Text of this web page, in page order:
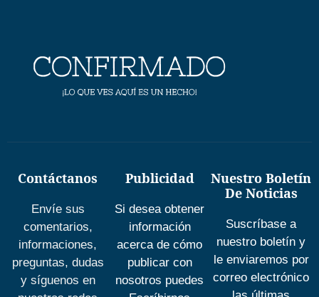
Contáctanos
Envíe sus
comentarios,
informaciones,
preguntas, dudas
y síguenos en
Publicidad
Si desea obtener
información
acerca de cómo
publicar con
nosotros puedes
Nuestro Boletín
De Noticias
Suscríbase a
nuestro boletín y
le enviaremos por
correo electrónico